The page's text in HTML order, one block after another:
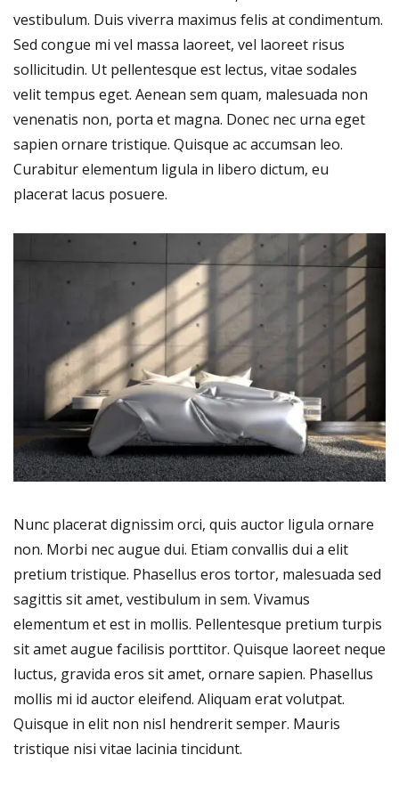
vestibulum. Duis viverra maximus felis at condimentum.
Sed congue mi vel massa laoreet, vel laoreet risus
sollicitudin. Ut pellentesque est lectus, vitae sodales
velit tempus eget. Aenean sem quam, malesuada non
venenatis non, porta et magna. Donec nec urna eget
sapien ornare tristique. Quisque ac accumsan leo.
Curabitur elementum ligula in libero dictum, eu
placerat lacus posuere.
Nunc placerat dignissim orci, quis auctor ligula ornare
non. Morbi nec augue dui. Etiam convallis dui a elit
pretium tristique. Phasellus eros tortor, malesuada sed
sagittis sit amet, vestibulum in sem. Vivamus
elementum et est in mollis. Pellentesque pretium turpis
sit amet augue facilisis porttitor. Quisque laoreet neque
luctus, gravida eros sit amet, ornare sapien. Phasellus
mollis mi id auctor eleifend. Aliquam erat volutpat.
Quisque in elit non nisl hendrerit semper. Mauris
tristique nisi vitae lacinia tincidunt.